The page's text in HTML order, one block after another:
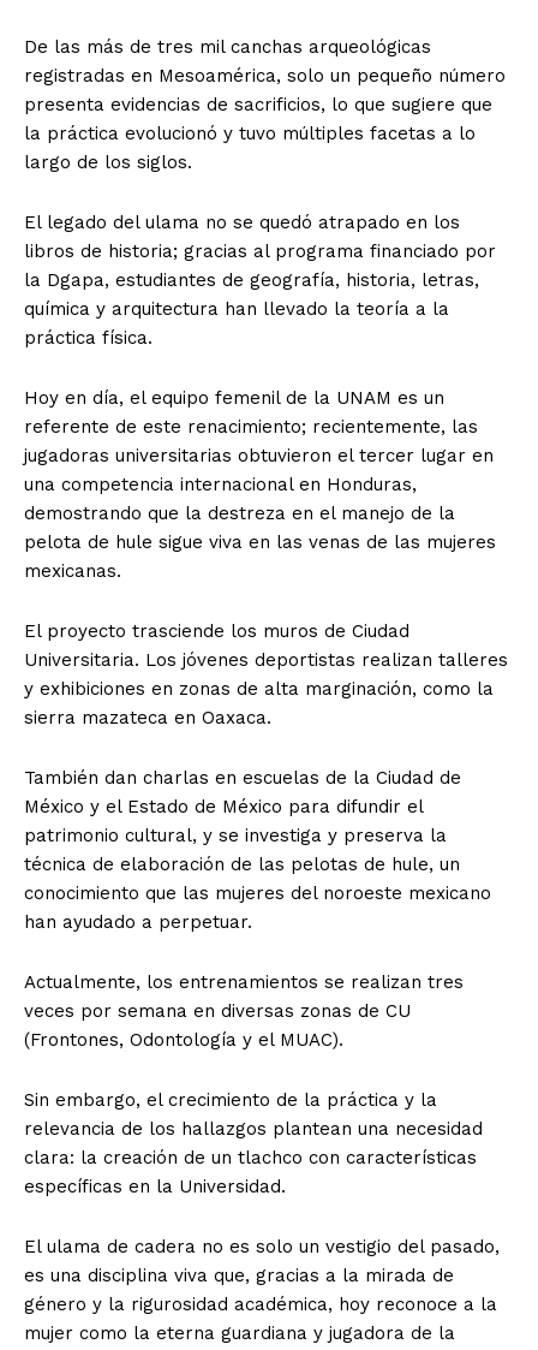
De las más de tres mil canchas arqueológicas
registradas en Mesoamérica, solo un pequeño número
presenta evidencias de sacrificios, lo que sugiere que
la práctica evolucionó y tuvo múltiples facetas a lo
largo de los siglos.
El legado del ulama no se quedó atrapado en los
libros de historia; gracias al programa financiado por
la Dgapa, estudiantes de geografía, historia, letras,
química y arquitectura han llevado la teoría a la
práctica física.
Hoy en día, el equipo femenil de la UNAM es un
referente de este renacimiento; recientemente, las
jugadoras universitarias obtuvieron el tercer lugar en
una competencia internacional en Honduras,
demostrando que la destreza en el manejo de la
pelota de hule sigue viva en las venas de las mujeres
mexicanas.
El proyecto trasciende los muros de Ciudad
Universitaria. Los jóvenes deportistas realizan talleres
y exhibiciones en zonas de alta marginación, como la
sierra mazateca en Oaxaca.
También dan charlas en escuelas de la Ciudad de
México y el Estado de México para difundir el
patrimonio cultural, y se investiga y preserva la
técnica de elaboración de las pelotas de hule, un
conocimiento que las mujeres del noroeste mexicano
han ayudado a perpetuar.
Actualmente, los entrenamientos se realizan tres
veces por semana en diversas zonas de CU
(Frontones, Odontología y el MUAC).
Sin embargo, el crecimiento de la práctica y la
relevancia de los hallazgos plantean una necesidad
clara: la creación de un tlachco con características
específicas en la Universidad.
El ulama de cadera no es solo un vestigio del pasado,
es una disciplina viva que, gracias a la mirada de
género y la rigurosidad académica, hoy reconoce a la
mujer como la eterna guardiana y jugadora de la